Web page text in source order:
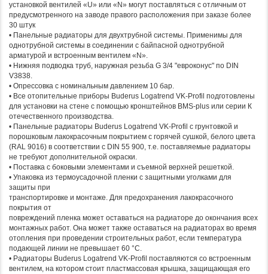
установкой вентилей «U» или «N» могут поставляться с отличным от
предусмотренного на заводе правого расположения при заказе более
30 штук
• Панельные радиаторы для двухтрубной системы. Применимы для
однотрубной системы в соединении с байпасной однотрубной
арматурой и встроенным вентилем «N».
• Нижняя подводка труб, наружная резьба G 3/4 "евроконус" по DIN
V3838.
• Опрессовка с номинальным давлением 10 бар.
• Все отопительные приборы Buderus Logatrend VK-Profil подготовлены
для установки на стене с помощью кронштейнов BMS-plus или серии К
отечественного производства.
• Панельные радиаторы Buderus Logatrend VK-Profil с грунтовкой и
порошковым лакокрасочным покрытием с горячей сушкой, белого цвета
(RAL 9016) в соответствии с DIN 55 900, т.е. поставляемые радиаторы
не требуют дополнительной окраски.
• Поставка с боковыми элементами и съемной верхней решеткой.
• Упаковка из термоусадочной пленки с защитными уголками для
защиты при
транспортировке и монтаже. Для предохранения лакокрасочного
покрытия от
повреждений пленка может оставаться на радиаторе до окончания всех
монтажных работ. Она может также оставаться на радиаторах во время
отопления при проведении строительных работ, если температура
подающей линии не превышает 60 °C.
• Радиаторы Buderus Logatrend VK-Profil поставляются со встроенным
вентилем, на котором стоит пластмассовая крышка, защищающая его